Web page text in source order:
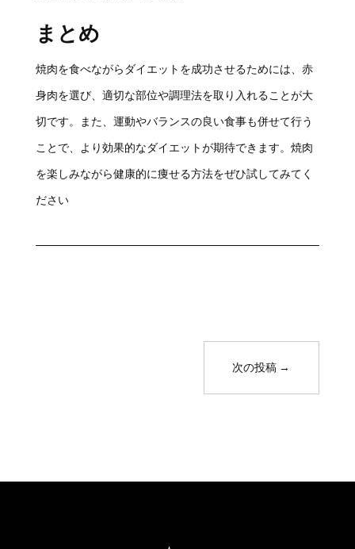
まとめ
焼肉を食べながらダイエットを成功させるためには、赤
身肉を選び、適切な部位や調理法を取り入れることが大
切です。また、運動やバランスの良い食事も併せて行う
ことで、より効果的なダイエットが期待できます。焼肉
を楽しみながら健康的に痩せる方法をぜひ試してみてく
ださい
次の投稿 →